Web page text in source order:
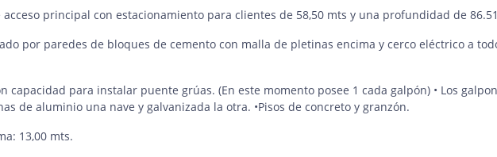
principal con estacionamiento para clientes de 58,50 mts y una profundidad de
por paredes de bloques de cemento con malla de pletinas encima y cerco eléctrico a
capacidad para instalar puente grúas. (En este momento posee 1 cada galpón) • Los
de aluminio una nave y galvanizada la otra. •Pisos de concreto y granzón.
13,00 mts.